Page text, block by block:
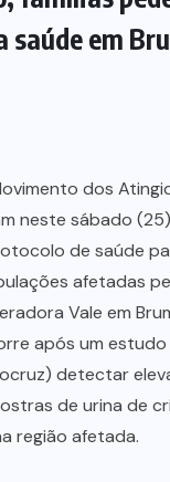
saúde em
dos
neste sábado
de saúde
afetadas
Vale em
após um estudo
detectar
de urina de
região afetada.